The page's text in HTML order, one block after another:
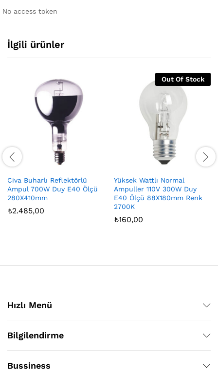
No access token
İlgili ürünler
Civa Buharlı Reflektörlü
Ampul 700W Duy E40 Ölçü
280X410mm
₺2.485,00
Out Of Stock
Yüksek Wattlı Normal
Ampuller 110V 300W Duy
E40 Ölçü 88X180mm Renk
2700K
₺160,00
Hızlı Menü
Bilgilendirme
Bussiness